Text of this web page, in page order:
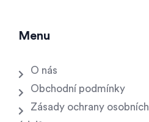
Menu
O nás
Obchodní podmínky
Zásady ochrany osobních